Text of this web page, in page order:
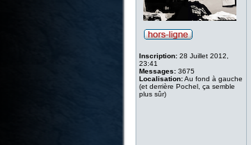
Inscription:28 Juillet 2012,
23:41
Messages:3675
Localisation:Au fond à gauche
(et derrière Pochel, ça semble
plus sûr)